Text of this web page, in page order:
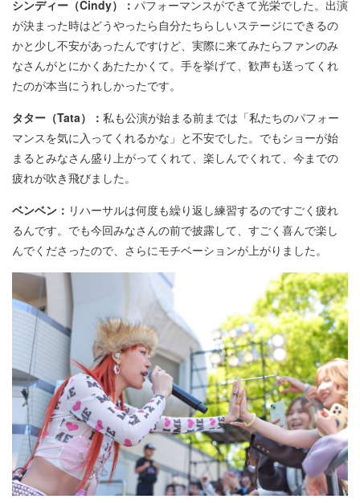
シンディー（Cindy）： パフォーマンスができて光栄でした。出演
が決まった時はどうやったら自分たちらしいステージにできるの
かと少し不安があったんですけど、実際に来てみたらファンのみ
なさんがとにかくあたたかくて。手を挙げて、歓声も送ってくれ
たのが本当にうれしかったです。
タター（Tata）： 私も公演が始まる前までは「私たちのパフォー
マンスを気に入ってくれるかな」と不安でした。でもショーが始
まるとみなさん盛り上がってくれて、楽しんでくれて、今までの
疲れが吹き飛びました。
ベンベン： リハーサルは何度も繰り返し練習するのですごく疲れ
るんです。でも今回みなさんの前で披露して、すごく喜んで楽し
んでくださったので、さらにモチベーションが上がりました。